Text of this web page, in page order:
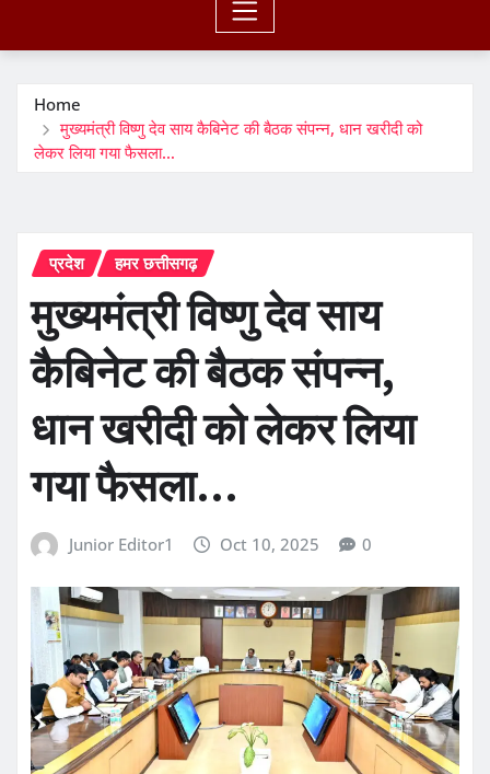
Home
मुख्यमंत्री विष्णु देव साय कैबिनेट की बैठक संपन्न, धान खरीदी को
लेकर लिया गया फैसला…
प्रदेश हमर छत्तीसगढ़
मुख्यमंत्री विष्णु देव साय
कैबिनेट की बैठक संपन्न,
धान खरीदी को लेकर लिया
गया फैसला…
Junior Editor1 Oct 10, 2025 0